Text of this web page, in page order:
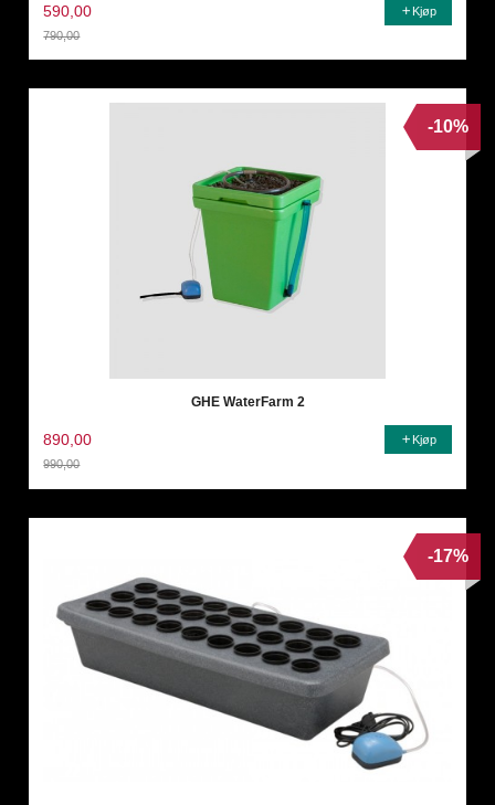
590,00
790,00
Kjøp
GHE WaterFarm 2
890,00
990,00
-10%
Kjøp
-17%